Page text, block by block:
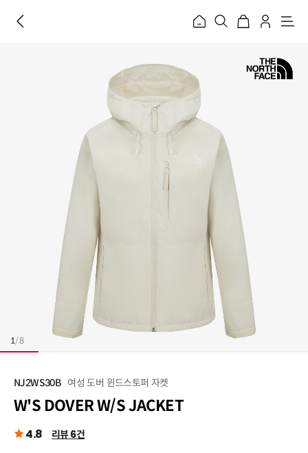
홈
메
1/8
NJ2WS30B 여성 도버 윈드스토퍼 자켓
W'S DOVER W/S JACKET
4.8 리뷰 6건